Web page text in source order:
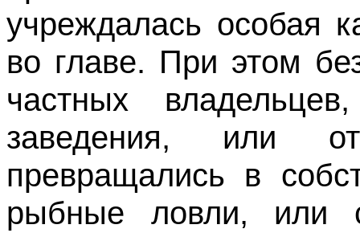
учреждалась особая
во главе. При этом
частных
заведения, или
превращались в
рыбные ловли, или